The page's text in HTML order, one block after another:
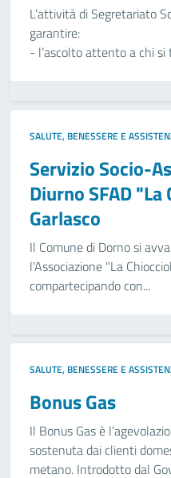
L’attività di Segretariato
garantire:
- l’ascolto attento a chi si
SALUTE, BENESSERE E
Servizio Socio-
Diurno SFAD
Garlasco
Il Comune di Dorno si
l'Associazione "La
compartecipando con...
SALUTE, BENESSERE E
Bonus Gas
Il Bonus Gas è
sostenuta dai clienti
metano. Introdotto dal